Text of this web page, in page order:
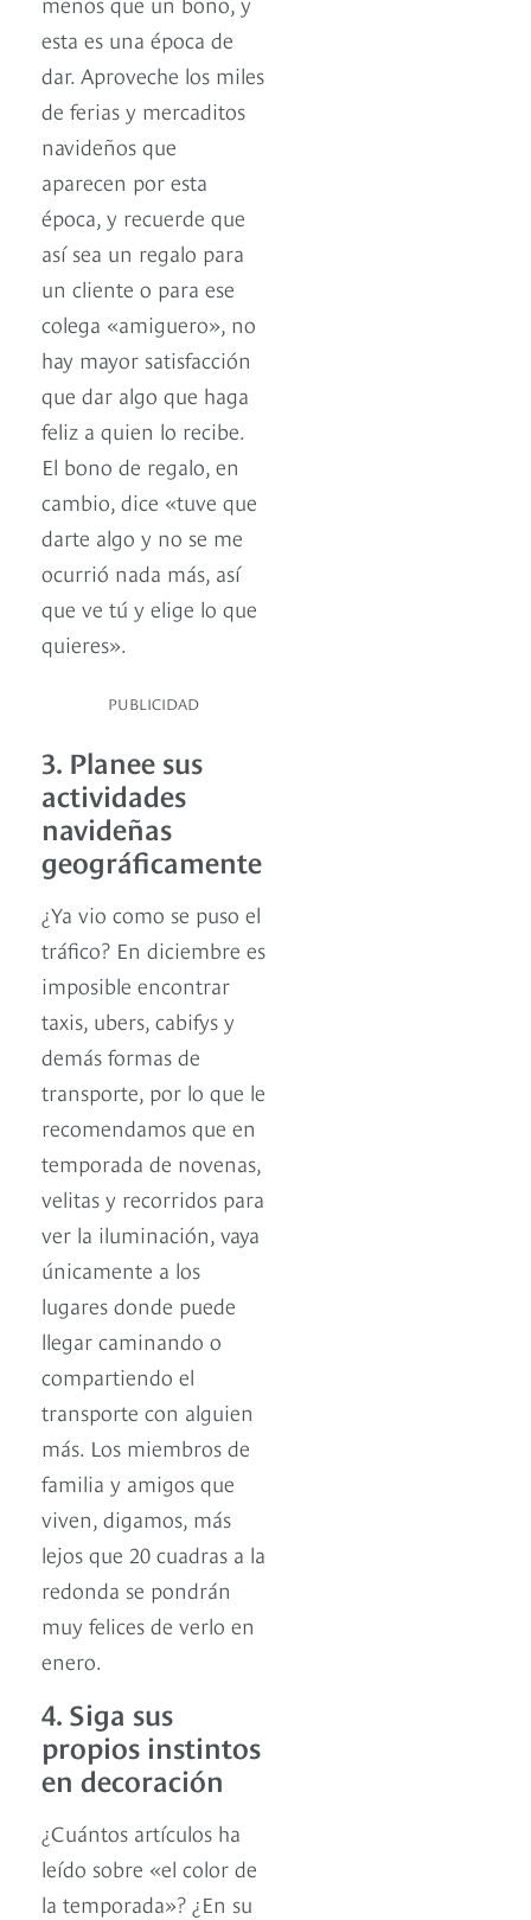
esta es una época de
dar. Aproveche los miles
de ferias y mercaditos
navideños que
aparecen por esta
época, y recuerde que
así sea un regalo para
un cliente o para ese
colega «amiguero», no
hay mayor satisfacción
que dar algo que haga
feliz a quien lo recibe.
El bono de regalo, en
cambio, dice «tuve que
darte algo y no se me
ocurrió nada más, así
que ve tú y elige lo que
quieres».
PUBLICIDAD
3. Planee sus
actividades
navideñas
geográficamente
¿Ya vio como se puso el
tráfico? En diciembre es
imposible encontrar
taxis, ubers, cabifys y
demás formas de
transporte, por lo que le
recomendamos que en
temporada de novenas,
velitas y recorridos para
ver la iluminación, vaya
únicamente a los
lugares donde puede
llegar caminando o
compartiendo el
transporte con alguien
más. Los miembros de
familia y amigos que
viven, digamos, más
lejos que 20 cuadras a la
redonda se pondrán
muy felices de verlo en
enero.
4. Siga sus
propios instintos
en decoración
¿Cuántos artículos ha
leído sobre «el color de
la temporada»? ¿En su